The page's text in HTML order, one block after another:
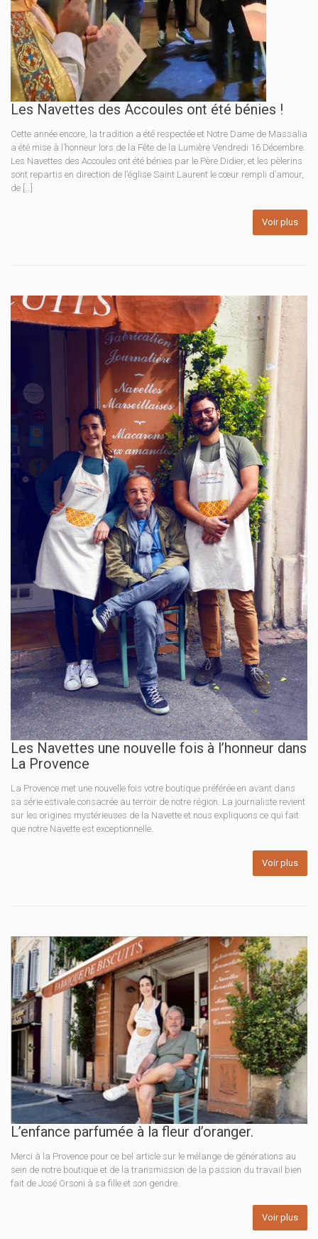
Les Navettes des Accoules ont été bénies !
Cette année encore, la tradition a été respectée et Notre Dame de Massalia
a été mise à l’honneur lors de la Fête de la Lumière Vendredi 16 Décembre.
Les Navettes des Accoules ont été bénies par le Père Didier, et les pèlerins
sont repartis en direction de l’église Saint Laurent le cœur rempli d’amour,
de […]
Voir plus
Les Navettes une nouvelle fois à l’honneur dans
La Provence
La Provence met une nouvelle fois votre boutique préférée en avant dans
sa série estivale consacrée au terroir de notre région. La journaliste revient
sur les origines mystérieuses de la Navette et nous expliquons ce qui fait
que notre Navette est exceptionnelle.
Voir plus
L’enfance parfumée à la fleur d’oranger.
Merci à la Provence pour ce bel article sur le mélange de générations au
sein de notre boutique et de la transmission de la passion du travail bien
fait de José Orsoni à sa fille et son gendre.
Voir plus